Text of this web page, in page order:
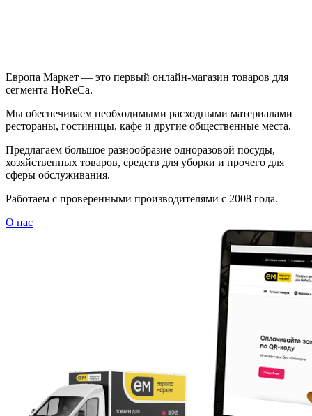
Европа Маркет — это первый онлайн-магазин товаров для
сегмента HoReCa.
Мы обеспечиваем необходимыми расходными материалами
рестораны, гостиницы, кафе и другие общественные места.
Предлагаем большое разнообразие одноразовой посуды,
хозяйственных товаров, средств для уборки и прочего для
сферы обслуживания.
Работаем с проверенными производителями с 2008 года.
О нас